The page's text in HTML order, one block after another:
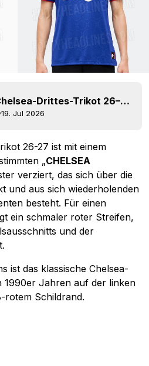
Chelsea-Drittes-Trikot 26–27 geleakt
19. Jul 2026
26-27 ist mit einem
„CHELSEA
verziert, das sich über die
und aus sich wiederholenden
besteht. Für einen
ein schmaler roter Streifen,
und der
ist das klassische Chelsea-
1990er Jahren auf der linken
rotem Schildrand.